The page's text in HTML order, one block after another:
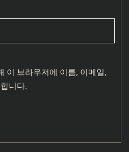
이 브라우저에 이름, 이메일,
니다.